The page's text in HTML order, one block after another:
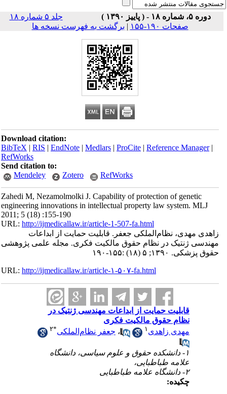
دوره ۵، شماره ۱۸ - ( پاییز ۱۳۹۰ )
جلد ۵ شماره ۱۸
صفحات ۱۹۰-۱۵۵
| برگشت به فهرست نسخه ها
Download citation:
BibTeX|RIS|EndNote|Medlars|ProCite|Reference Manager
RefWorks
Send citation to:
Mendeley
Zotero RefWorks
Zahedi M, Nezamolmolki J. Capability of protection of genetic
engineering innovations in intellectual property law system. MLJ
2011; 5 (18) :155-190
URL:http://ijmedicallaw.ir/article-1-507-fa.html
زاهدی مهدی، نظام‌الملکی جعفر. قابلیت حمایت از ابداعات
مهندسی ژنتیک در نظام حقوق مالکیت فکری. مجله علمی پژوهشی
حقوق پزشکی. ۱۳۹۰; ۵ (۱۸) :۱۵۵-۱۹۰
URL:http://ijmedicallaw.ir/article-۱-۵۰۷-fa.html
قابلیت حمایت از ابداعات مهندسی ژنتیک در
نظام حقوق مالکیت فکری
مهدی زاهدی۱ ،جعفر نظام‌الملکی ۲
۱- دانشکده حقوق و علوم سیاسی، دانشگاه
علامه طباطبایی،
چکیده: